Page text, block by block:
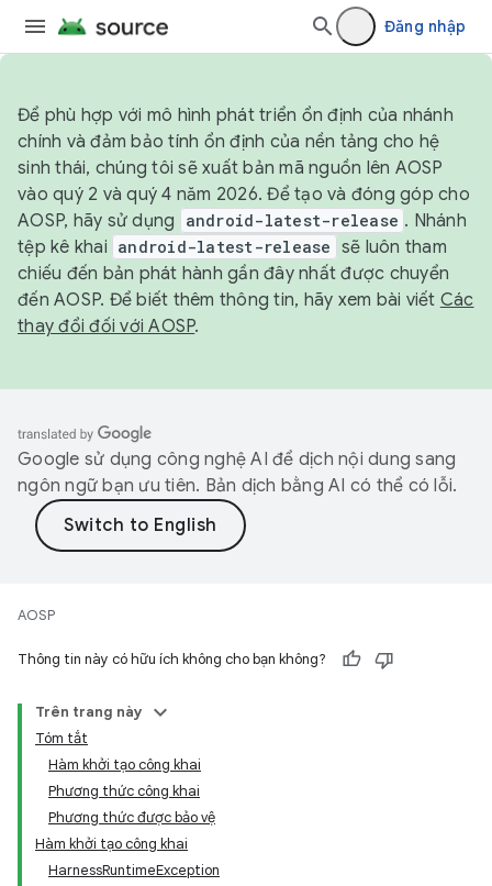
Đăng nhập
Để phù hợp với mô hình phát triển ổn định của nhánh
chính và đảm bảo tính ổn định của nền tảng cho hệ
sinh thái, chúng tôi sẽ xuất bản mã nguồn lên AOSP
vào quý 2 và quý 4 năm 2026. Để tạo và đóng góp cho
AOSP, hãy sử dụng
android-latest-release . Nhánh
tệp kê khai android-latest-release sẽ luôn tham
chiếu đến bản phát hành gần đây nhất được chuyển
đến AOSP. Để biết thêm thông tin, hãy xem bài viết Các
thay đổi đối với AOSP.
Google sử dụng công nghệ AI để dịch nội dung sang
ngôn ngữ bạn ưu tiên. Bản dịch bằng AI có thể có lỗi.
AOSP
Thông tin này có hữu ích không cho bạn không?
Trên trang này
Tóm tắt
Hàm khởi tạo công khai
Phương thức công khai
Phương thức được bảo vệ
Hàm khởi tạo công khai
HarnessRuntimeException